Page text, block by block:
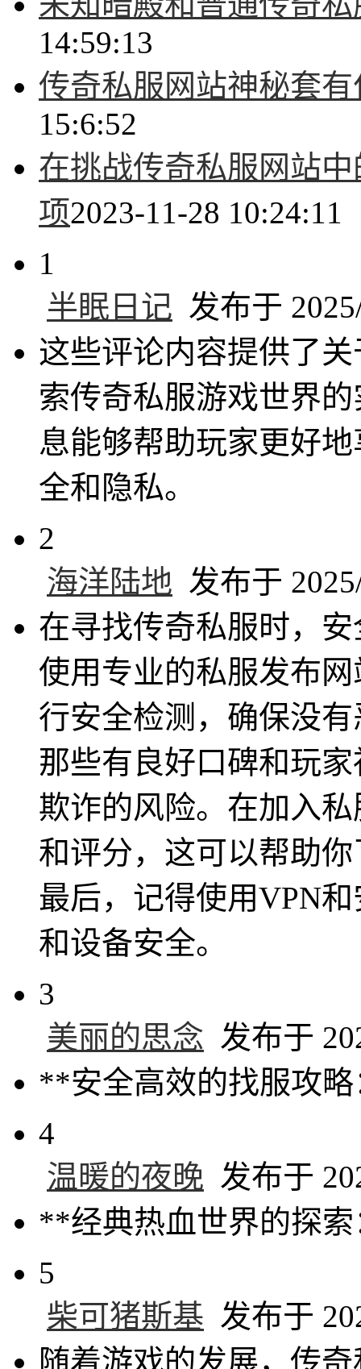
14:59:13
传奇私服网站神秘套
15:6:52
在挑战传奇私服网站
项2023-11-28 10:24:11
1
半眠日记 发布于
这些评论内容提供了
索传奇私服游戏世界
息能够帮助玩家更好
全和隐私。
2
海洋陆地 发布于
在寻找传奇私服时，
使用专业的私服发布
行安全检测，确保没
那些有良好口碑和玩
欺诈的风险。在加入
和评分，这可以帮助
最后，记得使用VPN
和设备安全。
3
美丽的思念 发布于
**安全高效的找服攻
4
温暖的夜晚 发布于
**经典热血世界的探
5
柴可猪斯基 发布于
随着游戏的发展，传